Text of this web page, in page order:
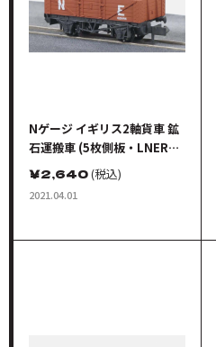
Nゲージ イギリス2軸貨車 鉱
石運搬車 (5枚側板・LNER・
錆色)
￥2,640(税込)
2021.04.01